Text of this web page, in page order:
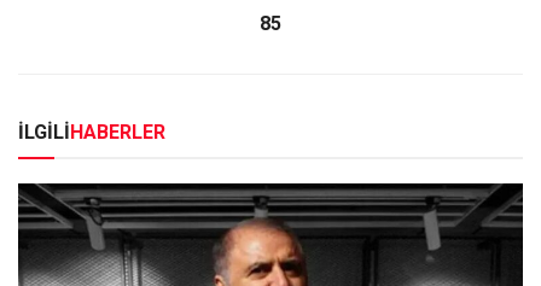
85
İLGİLİHABERLER